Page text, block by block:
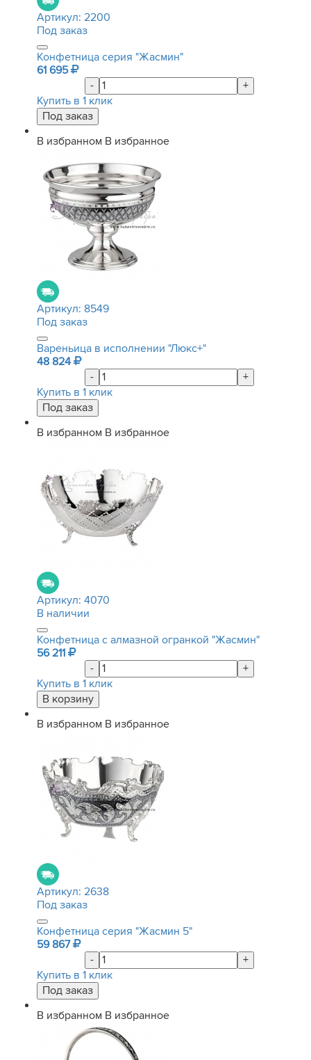
Артикул: 2200
Под заказ
Конфетница серия "Жасмин"
61 695
-
+
Купить в 1 клик
В избранном В избранное
Артикул: 8549
Под заказ
Вареньица в исполнении "Люкс+"
48 824
-
+
Купить в 1 клик
В избранном В избранное
Артикул: 4070
В наличии
Конфетница с алмазной огранкой "Жасмин"
56 211
-
+
Купить в 1 клик
В избранном В избранное
Артикул: 2638
Под заказ
Конфетница серия "Жасмин 5"
59 867
-
+
Купить в 1 клик
В избранном В избранное